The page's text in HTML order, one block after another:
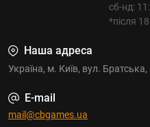
сб-нд:
*після
Наша адреса
Україна, м. Київ, вул.
E-mail
mail@cbgames.ua